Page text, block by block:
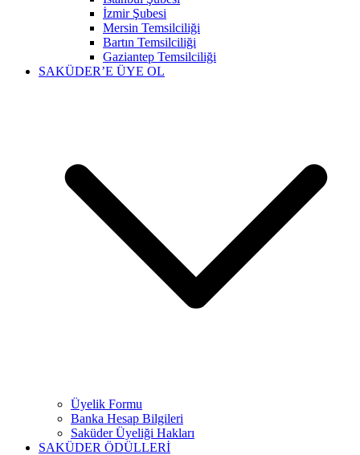
İzmir Şubesi
Mersin Temsilciliği
Bartın Temsilciliği
Gaziantep Temsilciliği
SAKÜDER’E ÜYE OL
Üyelik Formu
Banka Hesap Bilgileri
Saküder Üyeliği Hakları
SAKÜDER ÖDÜLLERİ